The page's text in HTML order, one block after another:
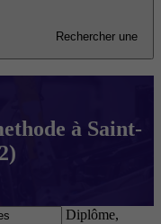
Rechercher une
à Saint-
Diplôme,